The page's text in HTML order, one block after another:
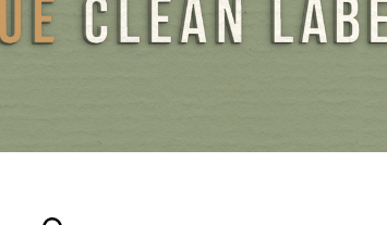
natürlicherweise reich an Betain und weiteren
botanischen Bezeichnung der Zuckerrübe Beta
18%. Der Rohstoff enthält keinerlei tierische